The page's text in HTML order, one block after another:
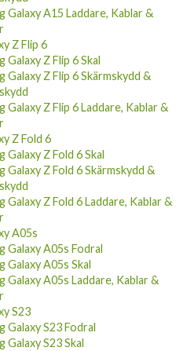
Galaxy A15 Laddare, Kablar &
Z Flip 6
Galaxy Z Flip 6 Skal
Galaxy Z Flip 6 Skärmskydd &
Galaxy Z Flip 6 Laddare, Kablar &
Z Fold 6
Galaxy Z Fold 6 Skal
Galaxy Z Fold 6 Skärmskydd &
Galaxy Z Fold 6 Laddare, Kablar &
A05s
Galaxy A05s Fodral
Galaxy A05s Skal
Galaxy A05s Laddare, Kablar &
S23
Galaxy S23 Fodral
Galaxy S23 Skal